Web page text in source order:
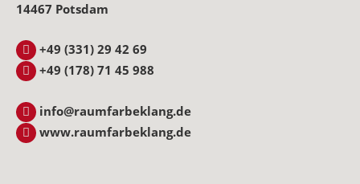
14467 Potsdam
+49 (331) 29 42 69
+49 (178) 71 45 988
info@raumfarbeklang.de
www.raumfarbeklang.de